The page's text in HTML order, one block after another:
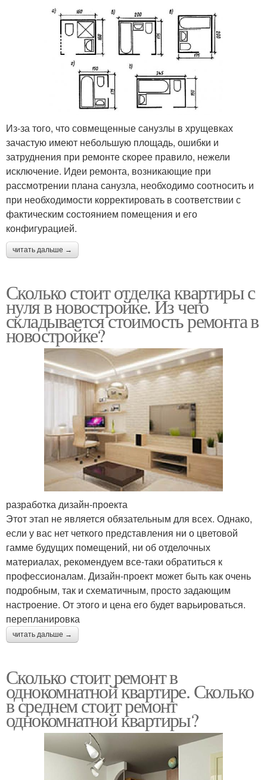
Из-за того, что совмещенные санузлы в хрущевках
зачастую имеют небольшую площадь, ошибки и
затруднения при ремонте скорее правило, нежели
исключение. Идеи ремонта, возникающие при
рассмотрении плана санузла, необходимо соотносить и
при необходимости корректировать в соответствии с
фактическим состоянием помещения и его
конфигурацией.
читать дальше →
Сколько стоит отделка квартиры с
нуля в новостройке. Из чего
складывается стоимость ремонта в
новостройке?
разработка дизайн-проекта
Этот этап не является обязательным для всех. Однако,
если у вас нет четкого представления ни о цветовой
гамме будущих помещений, ни об отделочных
материалах, рекомендуем все-таки обратиться к
профессионалам. Дизайн-проект может быть как очень
подробным, так и схематичным, просто задающим
настроение. От этого и цена его будет варьироваться.
перепланировка
читать дальше →
Сколько стоит ремонт в
однокомнатной квартире. Сколько
в среднем стоит ремонт
однокомнатной квартиры?